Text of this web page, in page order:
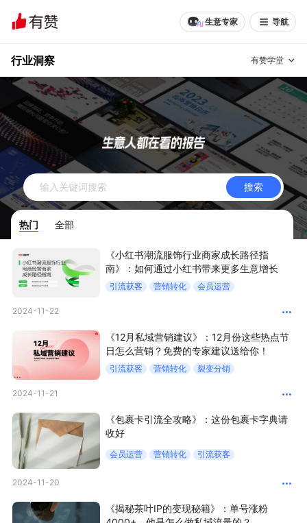
生意专家 导航
有赞学堂
行业洞察
有赞说增长
私域日历 增长方法
有赞说案例拆解 有赞专家说
有赞成功案例
面对面聊增长
有赞春季发布会 实干家直播间
新零售茶会
AllValue 战略合作
增长产品指南
智库 产品场景库
产品更新动态 帮助中心
行业洞察
品牌消费观 行业报告
搜索
热门 全部
《小红书潮流服饰行业商家成长路径指
南》：如何通过小红书带来更多生意增长
引流获客 营销转化 会员运营
2024-11-22
《12月私域营销建议》：12月份这些热点节
日怎么营销？免费的专家建议送给你！
引流获客 营销转化 裂变分销
2024-11-21
《包裹卡引流全攻略》：这份包裹卡字典请
收好
会员运营 营销转化 引流获客
2024-11-20
《揭秘茶叶IP的变现秘籍》：单号涨粉